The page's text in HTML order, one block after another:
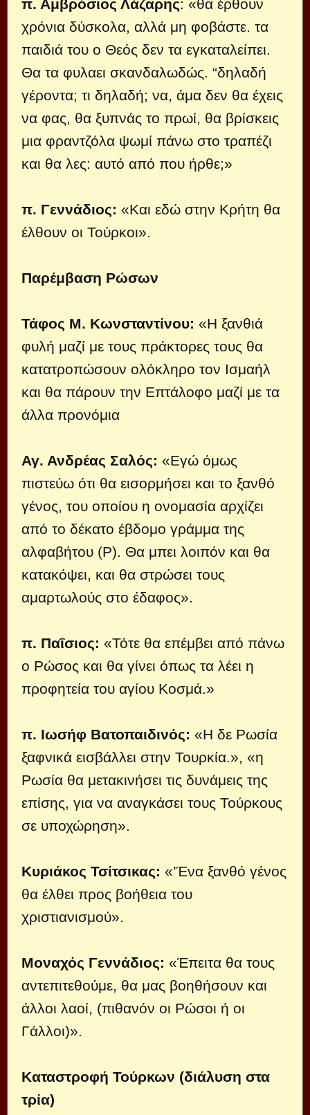
π. Αμβρόσιος Λάζαρης: «θα έρθουν
χρόνια δύσκολα, αλλά μη φοβάστε. τα
παιδιά του ο Θεός δεν τα εγκαταλείπει.
Θα τα φυλαει σκανδαλωδώς. “δηλαδή
γέροντα; τι δηλαδή; να, άμα δεν θα έχεις
να φας, θα ξυπνάς το πρωί, θα βρίσκεις
μια φραντζόλα ψωμί πάνω στο τραπέζι
και θα λες: αυτό από που ήρθε;»
π. Γεννάδιος: «Και εδώ στην Κρήτη θα
έλθουν οι Τούρκοι».
Παρέμβαση Ρώσων
Τάφος Μ. Κωνσταντίνου: «Η ξανθιά
φυλή μαζί με τους πράκτορες τους θα
κατατροπώσουν ολόκληρο τον Ισμαήλ
και θα πάρουν την Επτάλοφο μαζί με τα
άλλα προνόμια
Αγ. Ανδρέας Σαλός: «Εγώ όμως
πιστεύω ότι θα εισορμήσει και το ξανθό
γένος, του οποίου η ονομασία αρχίζει
από το δέκατο έβδομο γράμμα της
αλφαβήτου (Ρ). Θα μπει λοιπόν και θα
κατακόψει, και θα στρώσει τους
αμαρτωλούς στο έδαφος».
π. Παΐσιος: «Τότε θα επέμβει από πάνω
ο Ρώσος και θα γίνει όπως τα λέει η
προφητεία του αγίου Κοσμά.»
π. Ιωσήφ Βατοπαιδινός: «Η δε Ρωσία
ξαφνικά εισβάλλει στην Τουρκία.», «η
Ρωσία θα μετακινήσει τις δυνάμεις της
επίσης, για να αναγκάσει τους Τούρκους
σε υποχώρηση».
Κυριάκος Τσίτσικας: «’Ένα ξανθό γένος
θα έλθει προς βοήθεια του
χριστιανισμού».
Μοναχός Γεννάδιος: «Έπειτα θα τους
αντεπιτεθούμε, θα μας βοηθήσουν και
άλλοι λαοί, (πιθανόν οι Ρώσοι ή οι
Γάλλοι)».
Καταστροφή Τούρκων (διάλυση στα
τρία)